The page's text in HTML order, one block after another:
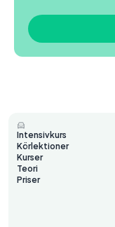
Intensivkurs
Körlektioner
Kurser
Teori
Priser